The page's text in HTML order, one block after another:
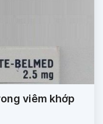
viêm khớp